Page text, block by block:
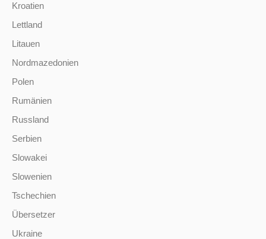
Kroatien
Lettland
Litauen
Nordmazedonien
Polen
Rumänien
Russland
Serbien
Slowakei
Slowenien
Tschechien
Übersetzer
Ukraine